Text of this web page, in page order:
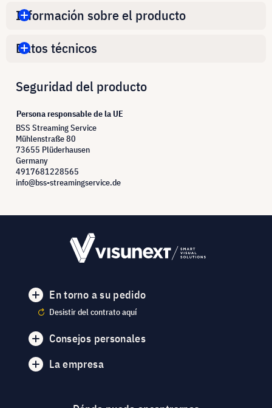
Información sobre el producto
Datos técnicos
Seguridad del producto
Persona responsable de la UE
BSS Streaming Service
Mühlenstraße 80
73655 Plüderhausen
Germany
4917681228565
info@bss-streamingservice.de
En torno a su pedido
Desistir del contrato aquí
Consejos personales
La empresa